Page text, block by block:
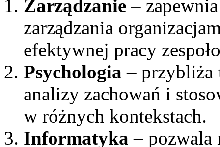
Zarządzanie –
zarządzania
efektywnej pracy
Psychologia – przybliża
analizy zachowań i
w różnych kontekstach.
Informatyka – pozwala